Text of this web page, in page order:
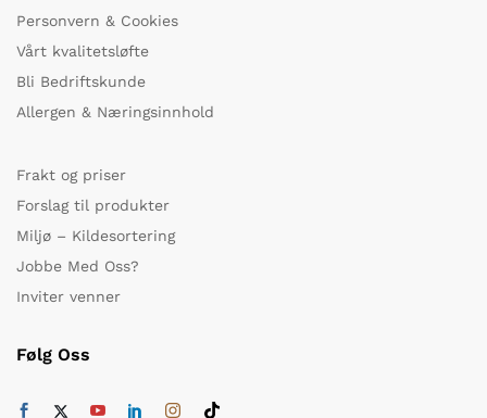
Personvern & Cookies
Vårt kvalitetsløfte
Bli Bedriftskunde
Allergen & Næringsinnhold
Frakt og priser
Forslag til produkter
Miljø – Kildesortering
Jobbe Med Oss?
Inviter venner
Følg Oss